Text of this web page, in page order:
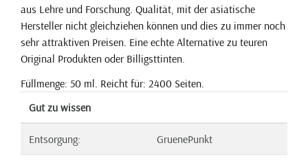
aus Lehre und Forschung. Qualität, mit der asiatische
Hersteller nicht gleichziehen können und dies zu immer noch
sehr attraktiven Preisen. Eine echte Alternative zu teuren
Original Produkten oder Billigsttinten.
Füllmenge: 50 ml. Reicht für: 2400 Seiten.
Gut zu wissen
Entsorgung: GruenePunkt